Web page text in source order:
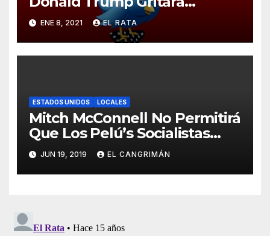
Barrabasadas Desde Una
Tumbacocos
ENE 8, 2021 EL RATA
ESTADOS UNIDOS LOCALES
Mitch McConnell No Permitirá
Que Los Pelú’s Socialistas
Comunistas Del PNP Logren
La Estadidad
JUN 19, 2019 EL CANGRIMÁN